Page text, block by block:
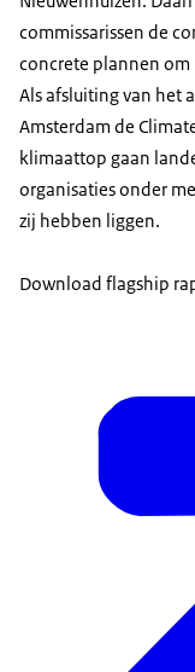
commissarissen de
concrete plannen om
Als afsluiting van het
Amsterdam de
klimaattop gaan
organisaties onder
zij hebben liggen.
Download flagship